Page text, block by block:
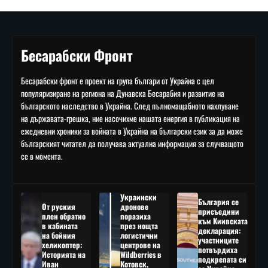
Бесарабски Фронт
Бесарабски фронт е проект на група българи от Украйна с цел
популяризиране на региона на Дунавска Бесарабия и развитие на
българското наследство в Украйна. След пълномащабното нахлуване
на държавата-грешка, ние насочихме нашата енергия в публикация на
ежедневни хроники за войната в Украйна на български език за да може
българският читател да получава актуална информация за случващото
се в момента.
От руския
плен обратно
в кабината
на бойния
хеликоптер:
Историята на
Иван
Украински
дронове
поразиха
през нощта
логистични
центрове на
Wildberries в
Котовск,
България се
присъедини
към Киивската
декларация:
участниците
потвърдиха
подкрепата си